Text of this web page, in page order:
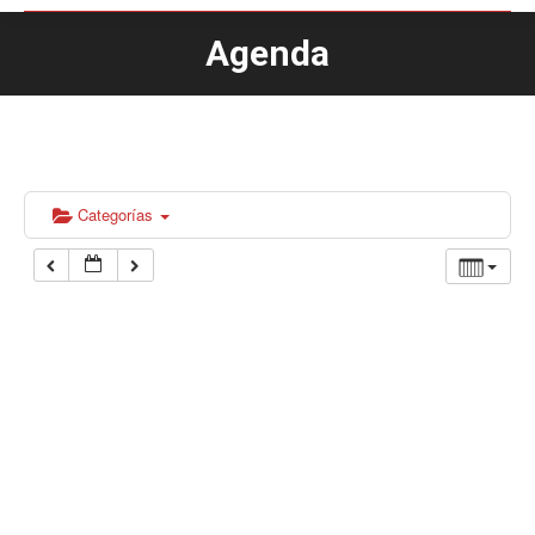
Agenda
Estás aquí:
Categorías